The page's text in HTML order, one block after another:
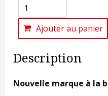
Ajouter au panier
Description
Nouvelle marque à la